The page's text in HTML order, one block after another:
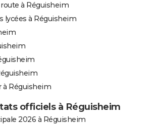
à Réguisheim
lycées à Réguisheim
Réguisheim
officiels à Réguisheim
2026 à Réguisheim